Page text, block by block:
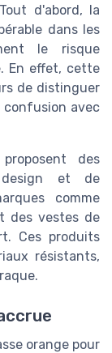
d'abord, la
dans les
le risque
En effet, cette
de distinguer
avec
des
et de
comme
des vestes de
Ces produits
résistants,
orange pour